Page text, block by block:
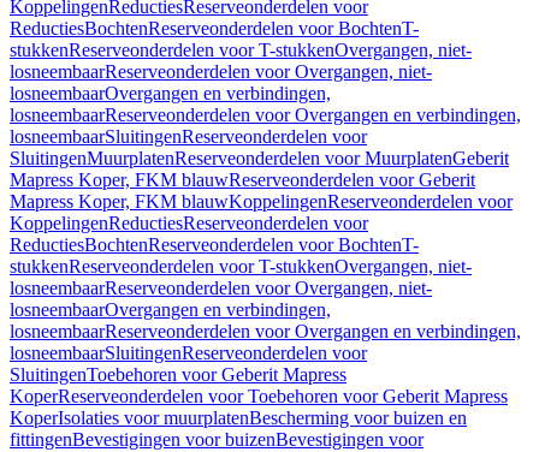
KoppelingenReductiesReserveonderdelen voor
ReductiesBochtenReserveonderdelen voor BochtenT-
stukkenReserveonderdelen voor T-stukkenOvergangen, niet-
losneembaarReserveonderdelen voor Overgangen, niet-
losneembaarOvergangen en verbindingen,
losneembaarReserveonderdelen voor Overgangen en verbindingen,
losneembaarSluitingenReserveonderdelen voor
SluitingenMuurplatenReserveonderdelen voor MuurplatenGeberit
Mapress Koper, FKM blauwReserveonderdelen voor Geberit
Mapress Koper, FKM blauwKoppelingenReserveonderdelen voor
KoppelingenReductiesReserveonderdelen voor
ReductiesBochtenReserveonderdelen voor BochtenT-
stukkenReserveonderdelen voor T-stukkenOvergangen, niet-
losneembaarReserveonderdelen voor Overgangen, niet-
losneembaarOvergangen en verbindingen,
losneembaarReserveonderdelen voor Overgangen en verbindingen,
losneembaarSluitingenReserveonderdelen voor
SluitingenToebehoren voor Geberit Mapress
KoperReserveonderdelen voor Toebehoren voor Geberit Mapress
KoperIsolaties voor muurplatenBescherming voor buizen en
fittingenBevestigingen voor buizenBevestigingen voor